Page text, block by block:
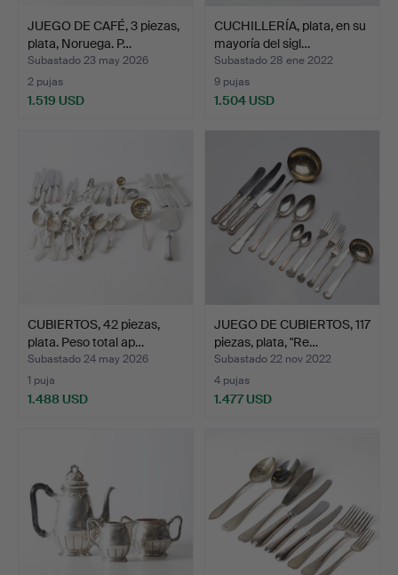
JUEGO DE CAFÉ, 3 piezas,
plata, Noruega. P…
Subastado 23 may 2026
2 pujas
1.519 USD
CUCHILLERÍA, plata, en su
mayoría del sigl…
Subastado 28 ene 2022
9 pujas
1.504 USD
CUBIERTOS, 42 piezas,
plata. Peso total ap…
Subastado 24 may 2026
1 puja
1.488 USD
JUEGO DE CUBIERTOS, 117
piezas, plata, "Re…
Subastado 22 nov 2022
4 pujas
1.477 USD